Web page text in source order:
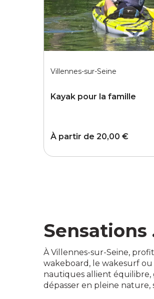
Sensations
À Villennes-sur-Seine,
wakeboard, le wakesurf ou
nautiques allient équilibre,
dépasser en pleine nature,